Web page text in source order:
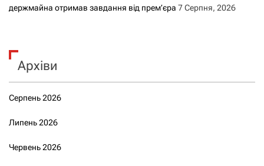
держмайна отримав завдання від прем’єра 7 Серпня, 2026
Архіви
Серпень 2026
Липень 2026
Червень 2026